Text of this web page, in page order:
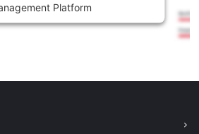
Platform